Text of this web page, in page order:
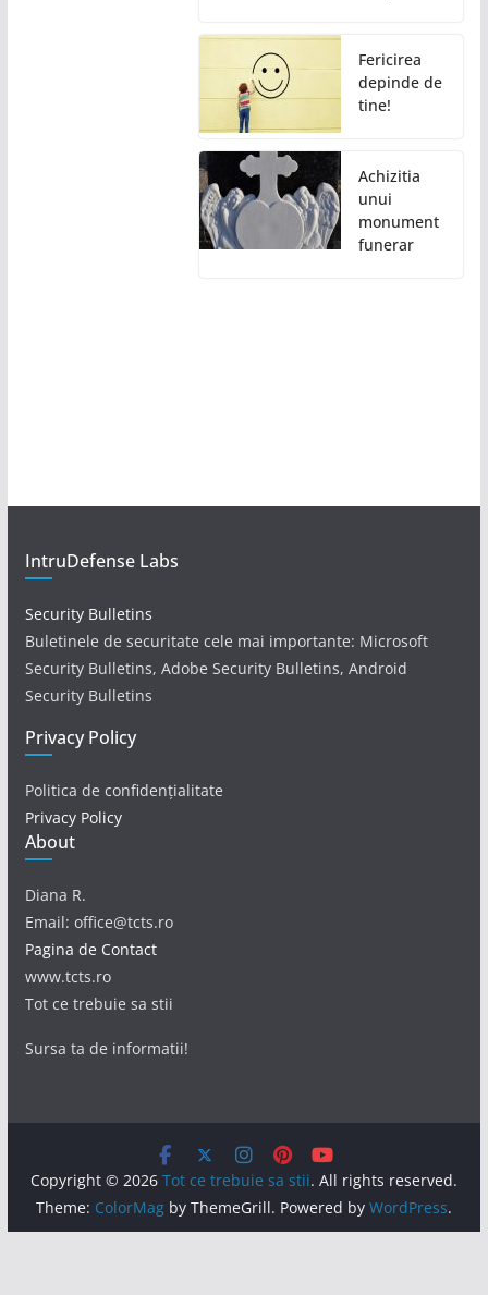
Fericirea
depinde de
tine!
Achizitia
unui
monument
funerar
IntruDefense Labs
Security Bulletins
Buletinele de securitate cele mai importante: Microsoft
Security Bulletins, Adobe Security Bulletins, Android
Security Bulletins
Privacy Policy
Politica de confidențialitate
Privacy Policy
About
Diana R.
Email: office@tcts.ro
Pagina de Contact
www.tcts.ro
Tot ce trebuie sa stii
Sursa ta de informatii!
Copyright © 2026 Tot ce trebuie sa stii. All rights reserved.
Theme: ColorMagby ThemeGrill. Powered by WordPress.